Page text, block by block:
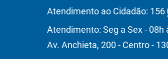
Atendimento ao Cidadão: 156
Atendimento: Seg a Sex - 08h
Av. Anchieta, 200 - Centro -